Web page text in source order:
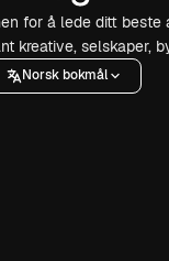
for å lede ditt beste
kreative, selskaper,
Norsk bokmål